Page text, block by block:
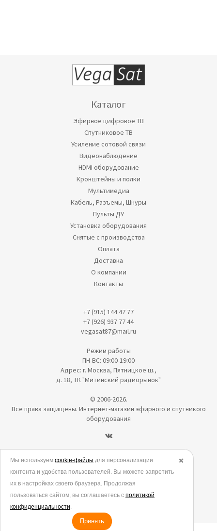
Каталог
Эфирное цифровое ТВ
Спутниковое ТВ
Усиление сотовой связи
Видеонаблюдение
HDMI оборудование
Кронштейны и полки
Мультимедиа
Кабель, Разъемы, Шнуры
Пульты ДУ
Установка оборудования
Снятые с производства
Оплата
Доставка
О компании
Контакты
+7 (915) 144 47 77
+7 (926) 937 77 44
vegasat87@mail.ru
Режим работы
ПН-ВС: 09:00-19:00
Адрес: г. Москва, Пятницкое ш.,
д. 18, ТК "Митинский радиорынок"
© 2006-2026.
Все права защищены. Интернет-магазин эфирного и спутникого
оборудования
Политика в отношении обработки персональных данных
Согласие на обработку персональных данных
Согласие на обработку данных метрическими программами
Политика использования cookies
✖️
Мы используем cookie-файлы для персонализации
контента и удобства пользователей. Вы можете запретить
их в настройках своего браузера. Продолжая
пользоваться сайтом, вы соглашаетесь с политикой
конфиденциальности.
Принять